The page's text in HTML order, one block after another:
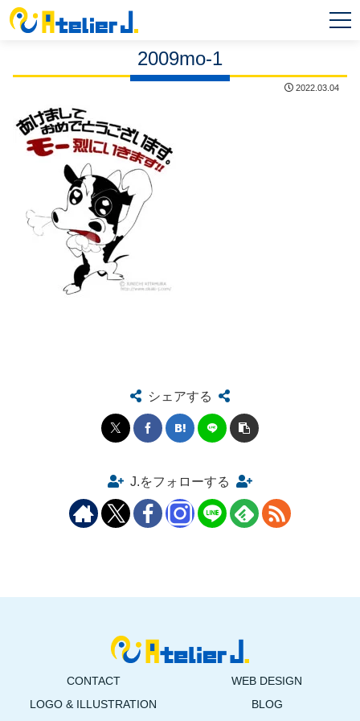
2009mo-1
2022.03.04
シェアする
J.をフォローする
CONTACT
WEB DESIGN
LOGO & ILLUSTRATION
BLOG